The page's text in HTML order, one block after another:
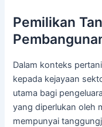
Pemilikan
Dalam konteks
kepada kejayaan
utama bagi
yang diperlukan oleh
mempunyai